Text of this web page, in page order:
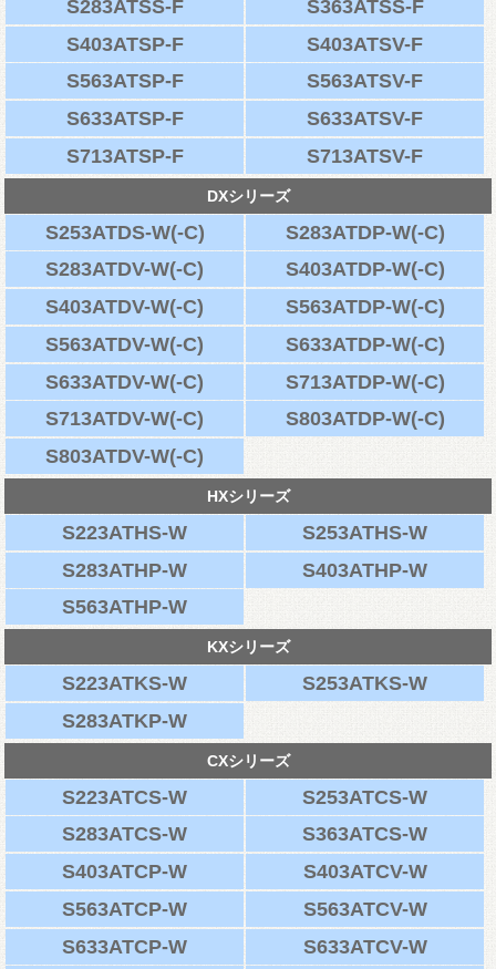
S283ATSS-F
S363ATSS-F
S403ATSP-F
S403ATSV-F
S563ATSP-F
S563ATSV-F
S633ATSP-F
S633ATSV-F
S713ATSP-F
S713ATSV-F
DXシリーズ
S253ATDS-W(-C)
S283ATDP-W(-C)
S283ATDV-W(-C)
S403ATDP-W(-C)
S403ATDV-W(-C)
S563ATDP-W(-C)
S563ATDV-W(-C)
S633ATDP-W(-C)
S633ATDV-W(-C)
S713ATDP-W(-C)
S713ATDV-W(-C)
S803ATDP-W(-C)
S803ATDV-W(-C)
HXシリーズ
S223ATHS-W
S253ATHS-W
S283ATHP-W
S403ATHP-W
S563ATHP-W
KXシリーズ
S223ATKS-W
S253ATKS-W
S283ATKP-W
CXシリーズ
S223ATCS-W
S253ATCS-W
S283ATCS-W
S363ATCS-W
S403ATCP-W
S403ATCV-W
S563ATCP-W
S563ATCV-W
S633ATCP-W
S633ATCV-W